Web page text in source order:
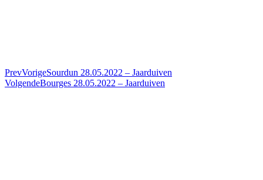
PrevVorigeSourdun 28.05.2022 – Jaarduiven
VolgendeBourges 28.05.2022 – Jaarduiven